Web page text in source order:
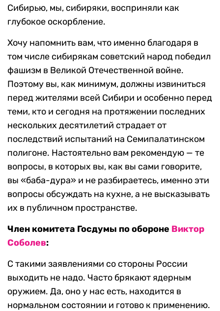
Сибирью, мы, сибиряки, восприняли как
глубокое оскорбление.
Хочу напомнить вам, что именно благодаря в
том числе сибирякам советский народ победил
фашизм в Великой Отечественной войне.
Поэтому вы, как минимум, должны извиниться
перед жителями всей Сибири и особенно перед
теми, кто и сегодня на протяжении последних
нескольких десятилетий страдает от
последствий испытаний на Семипалатинском
полигоне. Настоятельно вам рекомендую — те
вопросы, в которых вы, как вы сами говорите,
вы «баба-дура» и не разбираетесь, именно эти
вопросы обсуждать на кухне, а не высказывать
их в публичном пространстве.
Член комитета Госдумы по обороне Виктор
Соболев:
С такими заявлениями со стороны России
выходить не надо. Часто брякают ядерным
оружием. Да, оно у нас есть, находится в
нормальном состоянии и готово к применению.